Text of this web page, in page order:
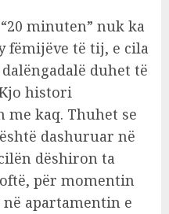
minuten” nuk ka
fëmijëve të tij, e cila
duhet të
histori
kaq. Thuhet se
dashuruar në
dëshiron ta
për momentin
apartamentin e